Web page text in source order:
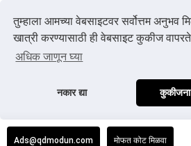
तुम्हाला आमच्या वेबसाइटवर सर्वोत्तम अनुभव
खात्री करण्यासाठी ही वेबसाइट कुकीज
अधिक जाणून घ्या
नकार द्या कुकीजना
Ads@qdmodun.com मोफत कोट मिळवा